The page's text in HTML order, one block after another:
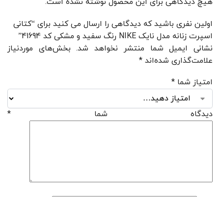
اولین نفری باشید که دیدگاهی را ارسال می کنید برای “کتانی
اسپرت زنانه مدل نایک NIKE رنگ سفید و مشکی کد 41694”
نشانی ایمیل شما منتشر نخواهد شد. بخش‌های موردنیاز
علامت‌گذاری شده‌اند *
امتیاز شما *
دیدگاه شما *